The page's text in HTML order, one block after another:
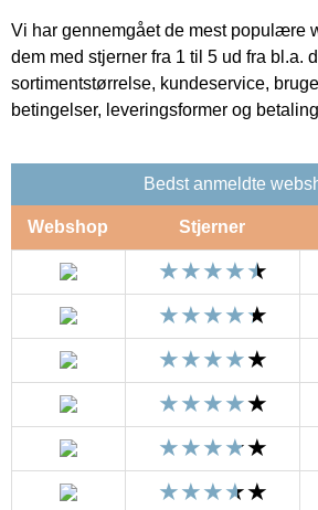
Vi har gennemgået de mest populære
dem med stjerner fra 1 til 5 ud fra bl.a.
sortimentstørrelse, kundeservice,
betingelser, leveringsformer og
Bedst anmeldte
Webshop Stjerner